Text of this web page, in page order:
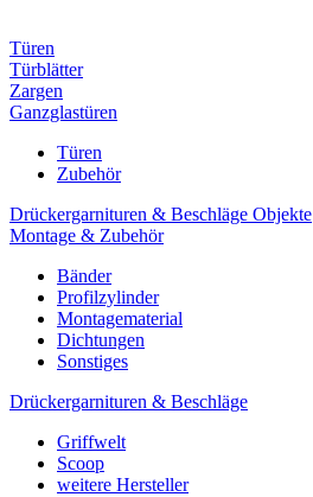
Türen
Türblätter
Zargen
Ganzglastüren
Türen
Zubehör
Drückergarnituren & Beschläge Objekte
Montage & Zubehör
Bänder
Profilzylinder
Montagematerial
Dichtungen
Sonstiges
Drückergarnituren & Beschläge
Griffwelt
Scoop
weitere Hersteller